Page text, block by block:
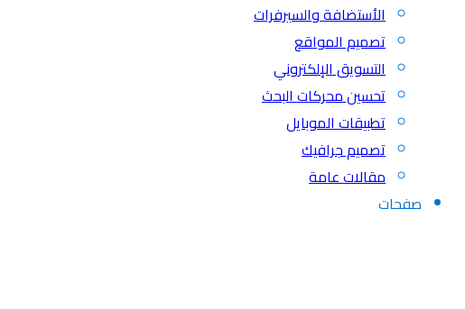
الأستضافة والسيرفرات
تصميم المواقع
التسويق الإلكتروني
تحسين محركات البحث
تطبيقات الموبايل
تصميم جرافيك
مقالات عامة
صفحات